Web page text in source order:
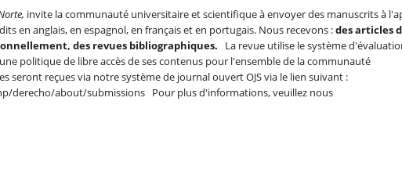
invite la communauté universitaire et scientifique à envoyer des manuscrits à
en anglais, en espagnol, en français et en portugais. Nous recevons :des articles
des revues bibliographiques. La revue utilise le système
politique de libre accès de ses contenus pour l'ensemble de la communauté
reçues via notre système de journal ouvert OJS via le lien suivant :
derecho/about/submissions Pour plus d'informations, veuillez nous